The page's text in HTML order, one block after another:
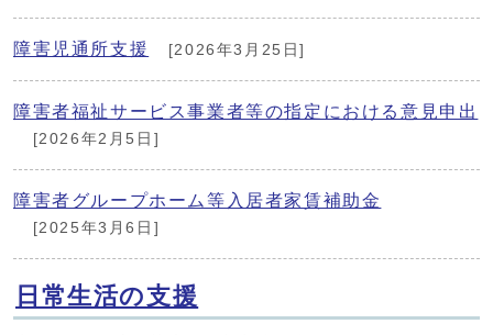
障害児通所支援 [2026年3月25日]
障害者福祉サービス事業者等の指定における意見申出
[2026年2月5日]
障害者グループホーム等入居者家賃補助金
[2025年3月6日]
日常生活の支援